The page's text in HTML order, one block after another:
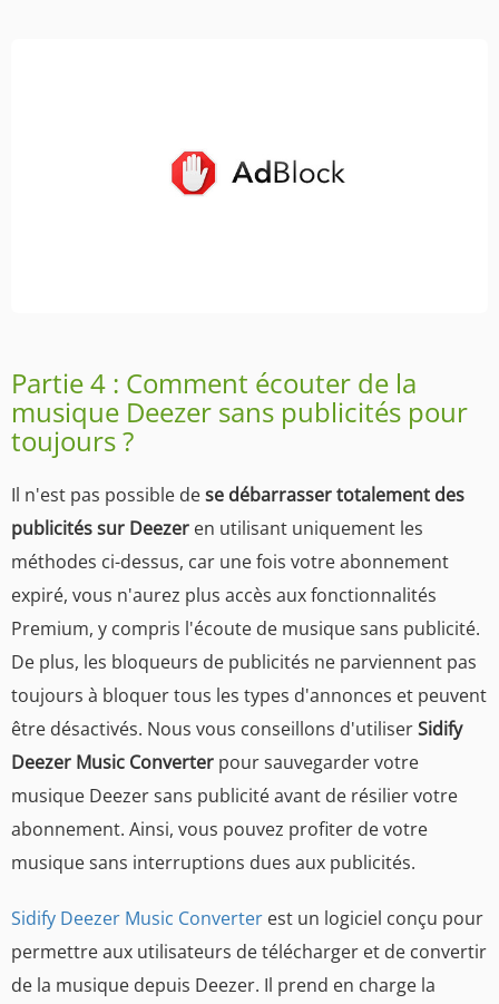
Partie 4 : Comment écouter de la
musique Deezer sans publicités pour
toujours ?
Il n'est pas possible dese débarrasser totalement des
publicités sur Deezer en utilisant uniquement les
méthodes ci-dessus, car une fois votre abonnement
expiré, vous n'aurez plus accès aux fonctionnalités
Premium, y compris l'écoute de musique sans publicité.
De plus, les bloqueurs de publicités ne parviennent pas
toujours à bloquer tous les types d'annonces et peuvent
être désactivés. Nous vous conseillons d'utiliserSidify
Deezer Music Converter pour sauvegarder votre
musique Deezer sans publicité avant de résilier votre
abonnement. Ainsi, vous pouvez profiter de votre
musique sans interruptions dues aux publicités.
Sidify Deezer Music Converter est un logiciel conçu pour
permettre aux utilisateurs de télécharger et de convertir
de la musique depuis Deezer. Il prend en charge la